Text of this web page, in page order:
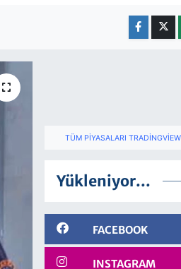
TÜM PIYASALARI
Yükleniyor...
FACEBOOK
INSTAGRAM